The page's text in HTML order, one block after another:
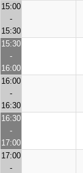
15:00
-
15:30
15:30
-
16:00
16:00
-
16:30
16:30
-
17:00
17:00
-